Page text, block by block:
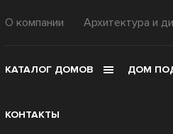
О компании Архитектура и
КАТАЛОГ ДОМОВ ДОМ
КОНТАКТЫ